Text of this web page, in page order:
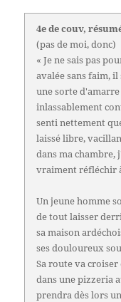
4e de couv,
(pas de moi, donc)
« Je ne sais pas
avalée sans faim,
une sorte
inlassablement
senti nettement
laissé libre,
dans ma chambre,
vraiment réfléchir
Un jeune homme
de tout laisser
sa maison
ses douloureux
Sa route va
dans une pizzeria
prendra dès lors